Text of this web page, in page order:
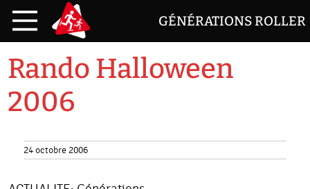
GÉNÉRATIONS ROLLER
Rando Halloween
2006
24 octobre 2006